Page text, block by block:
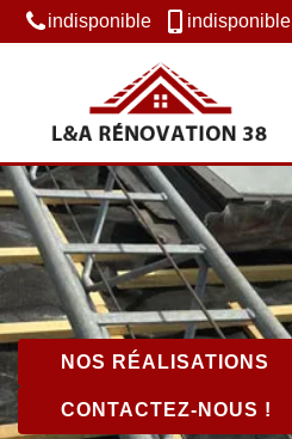
indisponible indisponible
NOS RÉALISATIONS
CONTACTEZ-NOUS !